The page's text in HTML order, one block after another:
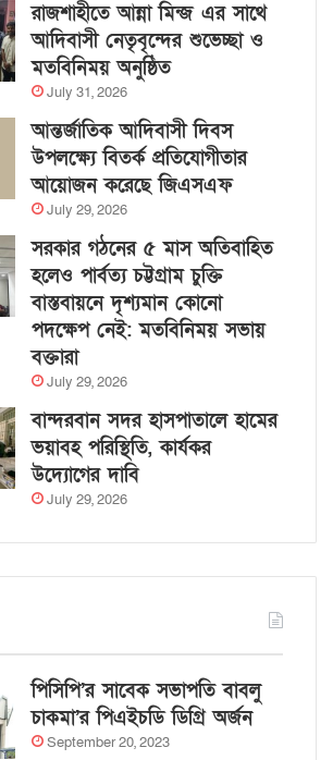
রাজশাহীতে আন্না মিন্জ এর সাথে
আদিবাসী নেতৃবৃন্দের শুভেচ্ছা ও
মতবিনিময় অনুষ্ঠিত
July 31, 2026
আন্তর্জাতিক আদিবাসী দিবস
উপলক্ষ্যে বিতর্ক প্রতিযোগীতার
আয়োজন করেছে জিএসএফ
July 29, 2026
সরকার গঠনের ৫ মাস অতিবাহিত
হলেও পার্বত্য চট্টগ্রাম চুক্তি
বাস্তবায়নে দৃশ্যমান কোনো
পদক্ষেপ নেই: মতবিনিময় সভায়
বক্তারা
July 29, 2026
বান্দরবান সদর হাসপাতালে হামের
ভয়াবহ পরিস্থিতি, কার্যকর
উদ্যোগের দাবি
July 29, 2026
পিসিপি’র সাবেক সভাপতি বাবলু
চাকমা’র পিএইচডি ডিগ্রি অর্জন
September 20, 2023